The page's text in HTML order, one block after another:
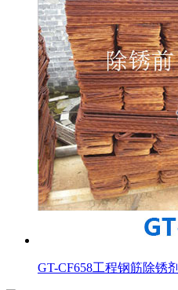
GT-CF658工程钢筋除锈剂